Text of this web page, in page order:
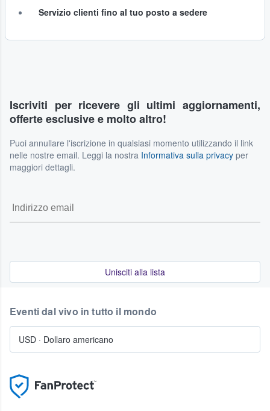
Servizio clienti fino al tuo posto a sedere
Iscriviti per ricevere gli ultimi aggiornamenti,
offerte esclusive e molto altro!
Puoi annullare l'iscrizione in qualsiasi momento utilizzando il link
nelle nostre email. Leggi la nostra Informativa sulla privacy per
maggiori dettagli.
Unisciti alla lista
Eventi dal vivo in tutto il mondo
USD · Dollaro americano